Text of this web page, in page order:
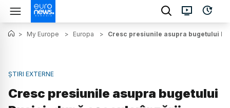
> My Europe > Europa > Cresc presiunile asupra bugetului
ȘTIRI EXTERNE
Cresc presiunile asupra bugetului